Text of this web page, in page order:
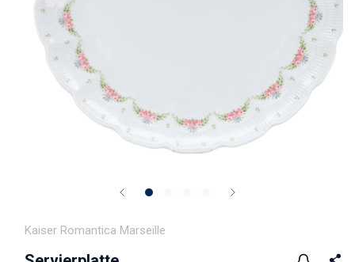
Kaiser Romantica Marseille